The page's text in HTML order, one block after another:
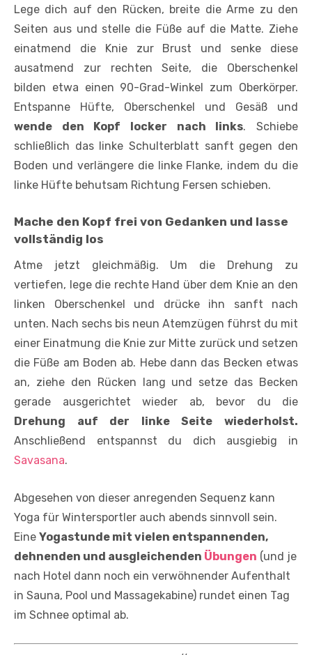
Lege dich auf den Rücken, breite die Arme zu den
Seiten aus und stelle die Füße auf die Matte. Ziehe
einatmend die Knie zur Brust und senke diese
ausatmend zur rechten Seite, die Oberschenkel
bilden etwa einen 90-Grad-Winkel zum Oberkörper.
Entspanne Hüfte, Oberschenkel und Gesäß und
wende den Kopf locker nach links. Schiebe
schließlich das linke Schulterblatt sanft gegen den
Boden und verlängere die linke Flanke, indem du die
linke Hüfte behutsam Richtung Fersen schieben.
Mache den Kopf frei von Gedanken und lasse
vollständig los
Atme jetzt gleichmäßig. Um die Drehung zu
vertiefen, lege die rechte Hand über dem Knie an den
linken Oberschenkel und drücke ihn sanft nach
unten. Nach sechs bis neun Atemzügen führst du mit
einer Einatmung die Knie zur Mitte zurück und setzen
die Füße am Boden ab. Hebe dann das Becken etwas
an, ziehe den Rücken lang und setze das Becken
gerade ausgerichtet wieder ab, bevor du die
Drehung auf der linke Seite wiederholst.
Anschließend entspannst du dich ausgiebig in
Savasana.
Abgesehen von dieser anregenden Sequenz kann
Yoga für Wintersportler auch abends sinnvoll sein.
Eine Yogastunde mit vielen entspannenden,
dehnenden und ausgleichenden Übungen (und je
nach Hotel dann noch ein verwöhnender Aufenthalt
in Sauna, Pool und Massagekabine) rundet einen Tag
im Schnee optimal ab.